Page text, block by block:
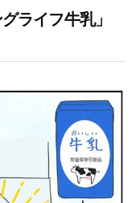
ライフ牛乳」